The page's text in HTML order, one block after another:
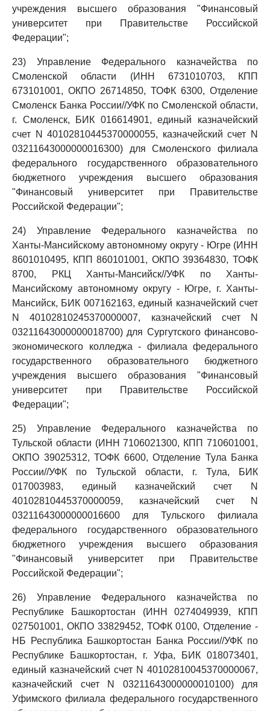
учреждения высшего образования "Финансовый
университет при Правительстве Российской
Федерации";
23) Управление Федерального казначейства по
Смоленской области (ИНН 6731010703, КПП
673101001, ОКПО 26714850, ТОФК 6300, Отделение
Смоленск Банка России//УФК по Смоленской области,
г. Смоленск, БИК 016614901, единый казначейский
счет N 40102810445370000055, казначейский счет N
03211643000000016300) для Смоленского филиала
федерального государственного образовательного
бюджетного учреждения высшего образования
"Финансовый университет при Правительстве
Российской Федерации";
24) Управление Федерального казначейства по
Ханты-Мансийскому автономному округу - Югре (ИНН
8601010495, КПП 860101001, ОКПО 39364830, ТОФК
8700, РКЦ Ханты-Мансийск//УФК по Ханты-
Мансийскому автономному округу - Югре, г. Ханты-
Мансийск, БИК 007162163, единый казначейский счет
N 40102810245370000007, казначейский счет N
03211643000000018700) для Сургутского финансово-
экономического колледжа - филиала федерального
государственного образовательного бюджетного
учреждения высшего образования "Финансовый
университет при Правительстве Российской
Федерации";
25) Управление Федерального казначейства по
Тульской области (ИНН 7106021300, КПП 710601001,
ОКПО 39025312, ТОФК 6600, Отделение Тула Банка
России//УФК по Тульской области, г. Тула, БИК
017003983, единый казначейский счет N
40102810445370000059, казначейский счет N
03211643000000016600 для Тульского филиала
федерального государственного образовательного
бюджетного учреждения высшего образования
"Финансовый университет при Правительстве
Российской Федерации";
26) Управление Федерального казначейства по
Республике Башкортостан (ИНН 0274049939, КПП
027501001, ОКПО 33829452, ТОФК 0100, Отделение -
НБ Республика Башкортостан Банка России//УФК по
Республике Башкортостан, г. Уфа, БИК 018073401,
единый казначейский счет N 40102810045370000067,
казначейский счет N 03211643000000010100) для
Уфимского филиала федерального государственного